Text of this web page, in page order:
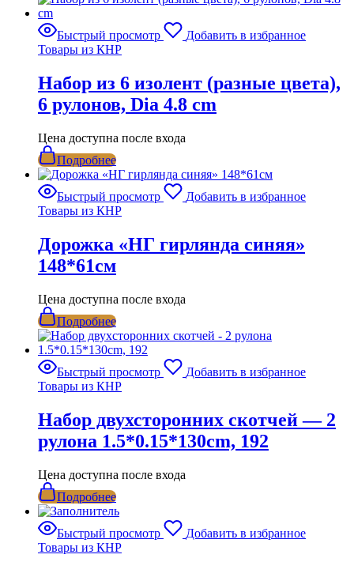
Быстрый просмотр
Добавить в избранное
Товары из КНР
Набор из 6 изолент (разные цвета),
6 рулонов, Dia 4.8 cm
Цена доступна после входа
Подробнее
Быстрый просмотр
Добавить в избранное
Товары из КНР
Дорожка «НГ гирлянда синяя»
148*61см
Цена доступна после входа
Подробнее
Быстрый просмотр
Добавить в избранное
Товары из КНР
Набор двухсторонних скотчей — 2
рулона 1.5*0.15*130cm, 192
Цена доступна после входа
Подробнее
Быстрый просмотр
Добавить в избранное
Товары из КНР